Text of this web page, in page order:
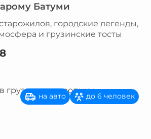
Батуми
городские легенды,
и грузинские тосты
на авто до 6 человек